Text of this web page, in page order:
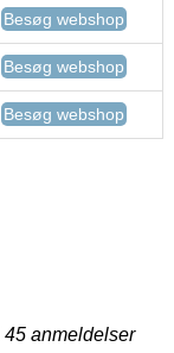
Besøg webshop
Besøg webshop
Besøg webshop
45 anmeldelser